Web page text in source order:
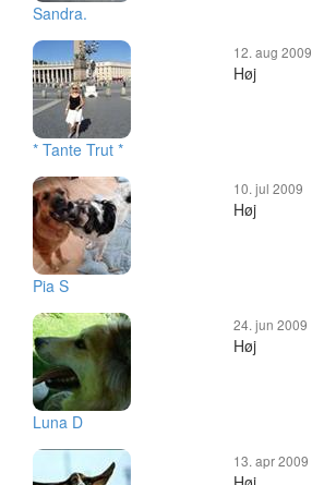
Sandra.
* Tante Trut *
12. aug 2009
Høj
Pia S
10. jul 2009
Høj
Luna D
24. jun 2009
Høj
13. apr 2009